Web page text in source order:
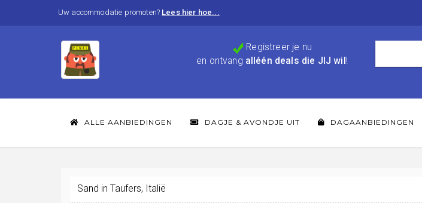
Uw accommodatie promoten? Lees hier hoe...
Registreer je nu
en ontvang alléén deals die JIJ wil !
ALLE AANBIEDINGEN DAGJE & AVONDJE UIT DAGAANBIEDINGEN